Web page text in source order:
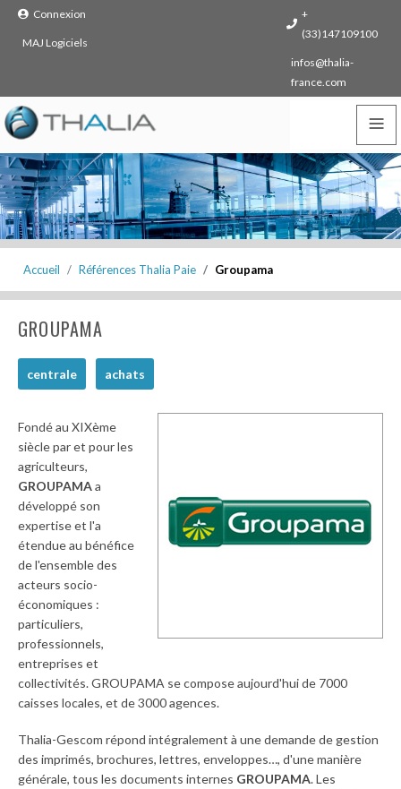
Connexion
MAJ Logiciels
+
(33)147109100
infos@thalia-
france.com
≡
Accueil Références Thalia Paie Groupama
GROUPAMA
centrale achats
Fondé au XIXème
siècle par et pour les
agriculteurs,
GROUPAMAa
développé son
expertise et l'a
étendue au bénéfice
de l'ensemble des
acteurs socio-
économiques :
particuliers,
professionnels,
entreprises et
collectivités. GROUPAMA se compose aujourd'hui de 7000
caisses locales, et de 3000 agences.
Thalia-Gescom répond intégralement à une demande de gestion
des imprimés, brochures, lettres, enveloppes…, d'une manière
générale, tous les documents internes GROUPAMA. Les